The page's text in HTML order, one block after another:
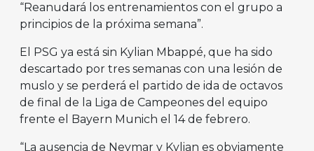
“Reanudará los entrenamientos con el grupo a
principios de la próxima semana”.
El PSG ya está sin Kylian Mbappé, que ha sido
descartado por tres semanas con una lesión de
muslo y se perderá el partido de ida de octavos
de final de la Liga de Campeones del equipo
frente el Bayern Munich el 14 de febrero.
“La ausencia de Neymar y Kylian es obviamente